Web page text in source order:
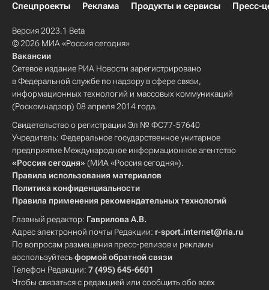
Спецпроекты
Реклама Продукты и сервисы Пресс-
Версия 2023.1 Beta
© 2026 МИА «Россия сегодня»
Вакансии
Сетевое издание РИА Новости зарегистрировано
в Федеральной службе по надзору в сфере связи,
информационных технологий и массовых коммуникаций
(Роскомнадзор) 08 апреля 2014 года.
Свидетельство о регистрации Эл № ФС77-57640
Учредитель: Федеральное государственное унитарное
предприятие Международное информационное агентство
«Россия сегодня» (МИА «Россия сегодня»).
Правила использования материалов
Политика конфиденциальности
Правила применения рекомендательных технологий
Главный редактор: Гаврилова А.В.
Адрес электронной почты Редакции: r-sport.internet@ria.ru
По вопросам размещения пресс-релизов и рекламы
воспользуйтесьформой обратной связи
Телефон Редакции: 7 (495) 645-6601
Чтобы связаться с редакцией или сообщить обо всех